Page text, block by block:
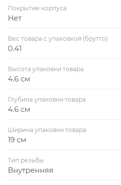
Покрытие корпуса
Нет
Вес товара с упаковкой (брутто)
0.41
Высота упаковки товара
4.6 см
Глубина упаковки товара
4.6 см
Ширина упаковки товара
19 см
Тип резьбы
Внутренняя